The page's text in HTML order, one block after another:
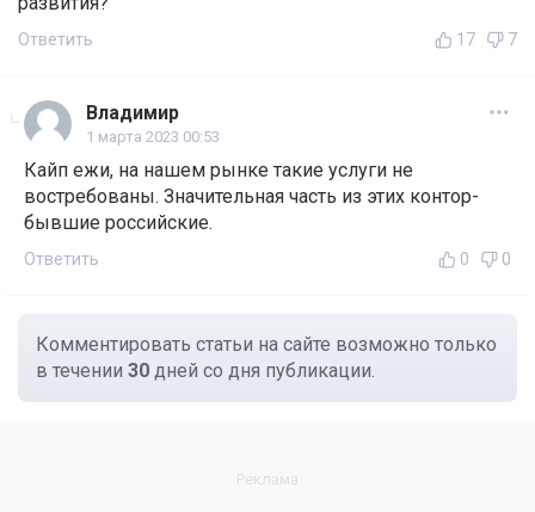
Ответить 17 7
Владимир
1 марта 2023 00:53
Кайп ежи, на нашем рынке такие услуги не
востребованы. Значительная часть из этих контор-
бывшие российские.
Ответить 0 0
Комментировать статьи на сайте возможно только
в течении 30 дней со дня публикации.